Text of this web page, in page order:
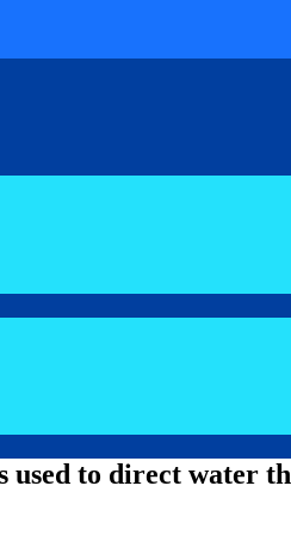
used to direct water